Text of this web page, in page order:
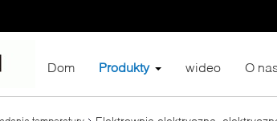
Dom Produkty wideo O